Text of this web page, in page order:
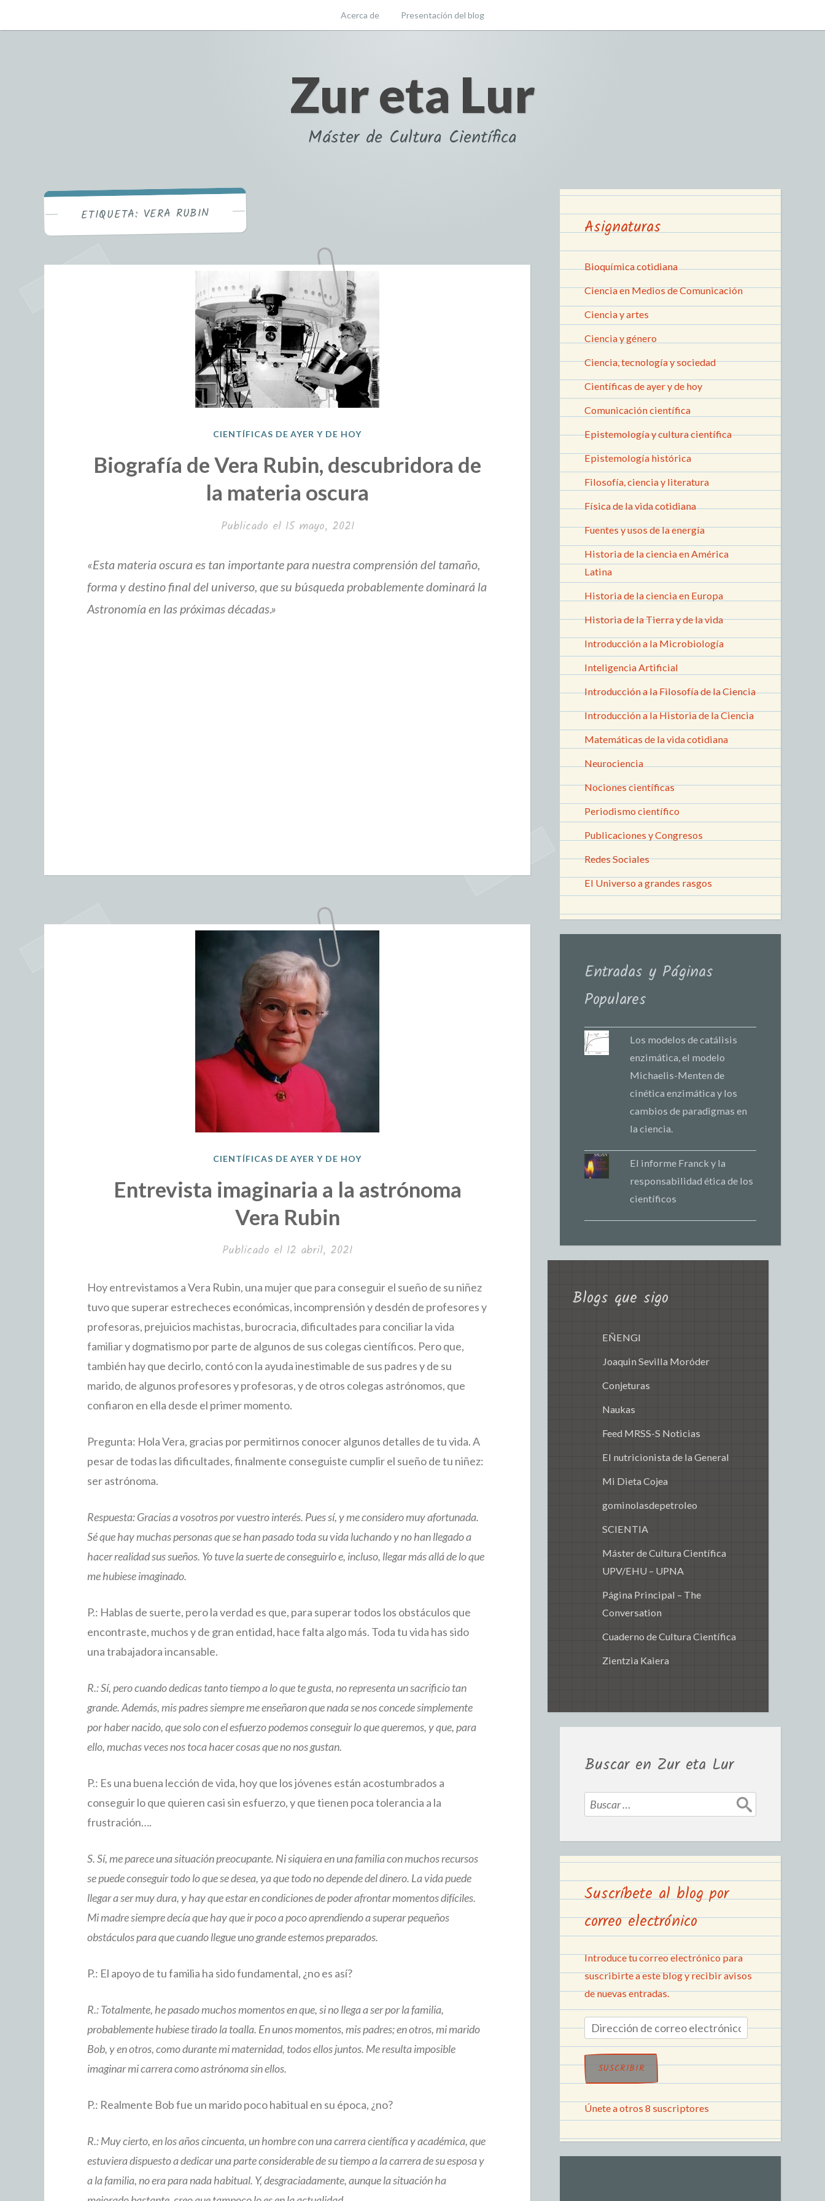
Acerca de Presentación del blog
Zur eta Lur
Máster de Cultura Científica
ETIQUETA: VERA RUBIN
CIENTÍFICAS DE AYER Y DE HOY
Biografía de Vera Rubin, descubridora de
la materia oscura
Publicado el 15 mayo, 2021
«Esta materia oscura es tan importante para nuestra comprensión del tamaño,
forma y destino final del universo, que su búsqueda probablemente dominará la
Astronomía en las próximas décadas.»
CIENTÍFICAS DE AYER Y DE HOY
Entrevista imaginaria a la astrónoma
Vera Rubin
Publicado el 12 abril, 2021
Hoy entrevistamos a Vera Rubin, una mujer que para conseguir el sueño de su niñez
tuvo que superar estrecheces económicas, incomprensión y desdén de profesores y
profesoras, prejuicios machistas, burocracia, dificultades para conciliar la vida
familiar y dogmatismo por parte de algunos de sus colegas científicos. Pero que,
también hay que decirlo, contó con la ayuda inestimable de sus padres y de su
marido, de algunos profesores y profesoras, y de otros colegas astrónomos, que
confiaron en ella desde el primer momento.
Pregunta: Hola Vera, gracias por permitirnos conocer algunos detalles de tu vida. A
pesar de todas las dificultades, finalmente conseguiste cumplir el sueño de tu niñez:
ser astrónoma.
Respuesta: Gracias a vosotros por vuestro interés. Pues sí, y me considero muy afortunada.
Sé que hay muchas personas que se han pasado toda su vida luchando y no han llegado a
hacer realidad sus sueños. Yo tuve la suerte de conseguirlo e, incluso, llegar más allá de lo que
me hubiese imaginado.
P.: Hablas de suerte, pero la verdad es que, para superar todos los obstáculos que
encontraste, muchos y de gran entidad, hace falta algo más. Toda tu vida has sido
una trabajadora incansable.
R.: Sí, pero cuando dedicas tanto tiempo a lo que te gusta, no representa un sacrificio tan
grande. Además, mis padres siempre me enseñaron que nada se nos concede simplemente
por haber nacido, que solo con el esfuerzo podemos conseguir lo que queremos, y que, para
ello, muchas veces nos toca hacer cosas que no nos gustan.
P.: Es una buena lección de vida, hoy que los jóvenes están acostumbrados a
conseguir lo que quieren casi sin esfuerzo, y que tienen poca tolerancia a la
frustración….
S. Sí, me parece una situación preocupante. Ni siquiera en una familia con muchos recursos
se puede conseguir todo lo que se desea, ya que todo no depende del dinero. La vida puede
llegar a ser muy dura, y hay que estar en condiciones de poder afrontar momentos difíciles.
Mi madre siempre decía que hay que ir poco a poco aprendiendo a superar pequeños
obstáculos para que cuando llegue uno grande estemos preparados.
P.: El apoyo de tu familia ha sido fundamental, ¿no es así?
R.: Totalmente, he pasado muchos momentos en que, si no llega a ser por la familia,
probablemente hubiese tirado la toalla. En unos momentos, mis padres; en otros, mi marido
Bob, y en otros, como durante mi maternidad, todos ellos juntos. Me resulta imposible
imaginar mi carrera como astrónoma sin ellos.
P.: Realmente Bob fue un marido poco habitual en su época, ¿no?
R.: Muy cierto, en los años cincuenta, un hombre con una carrera científica y académica, que
estuviera dispuesto a dedicar una parte considerable de su tiempo a la carrera de su esposa y
a la familia, no era para nada habitual. Y, desgraciadamente, aunque la situación ha
Asignaturas
Bioquímica cotidiana
Ciencia en Medios de Comunicación
Ciencia y artes
Ciencia y género
Ciencia, tecnología y sociedad
Científicas de ayer y de hoy
Comunicación científica
Epistemología y cultura científica
Epistemología histórica
Filosofía, ciencia y literatura
Física de la vida cotidiana
Fuentes y usos de la energía
Historia de la ciencia en América
Latina
Historia de la ciencia en Europa
Historia de la Tierra y de la vida
Introducción a la Microbiología
Inteligencia Artificial
Introducción a la Filosofía de la Ciencia
Introducción a la Historia de la Ciencia
Matemáticas de la vida cotidiana
Neurociencia
Nociones científicas
Periodismo científico
Publicaciones y Congresos
Redes Sociales
El Universo a grandes rasgos
Entradas y Páginas
Populares
Los modelos de catálisis
enzimática, el modelo
Michaelis-Menten de
cinética enzimática y los
cambios de paradigmas en
la ciencia.
El informe Franck y la
responsabilidad ética de los
científicos
Blogs que sigo
EÑENGI
Joaquin Sevilla Moróder
Conjeturas
Naukas
Feed MRSS-S Noticias
El nutricionista de la General
Mi Dieta Cojea
gominolasdepetroleo
SCIENTIA
Máster de Cultura Científica
UPV/EHU – UPNA
Página Principal – The
Conversation
Cuaderno de Cultura Científica
Zientzia Kaiera
Buscar en Zur eta Lur
Suscríbete al blog por
correo electrónico
Introduce tu correo electrónico para
suscribirte a este blog y recibir avisos
de nuevas entradas.
SUSCRIBIR
Únete a otros 8 suscriptores